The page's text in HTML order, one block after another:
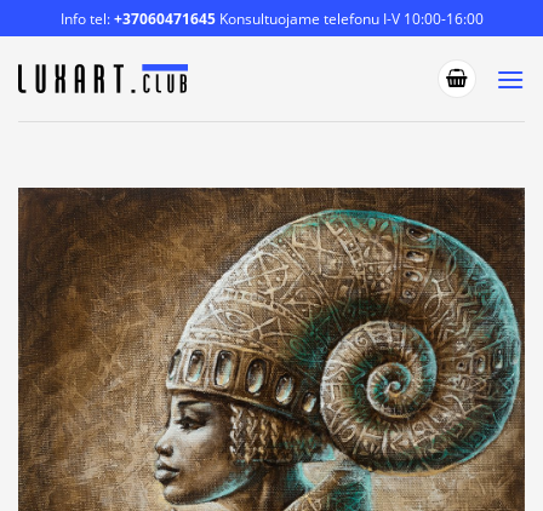
to
content
Info tel:+37060471645Konsultuojame telefonu I-V 10:00-16:00